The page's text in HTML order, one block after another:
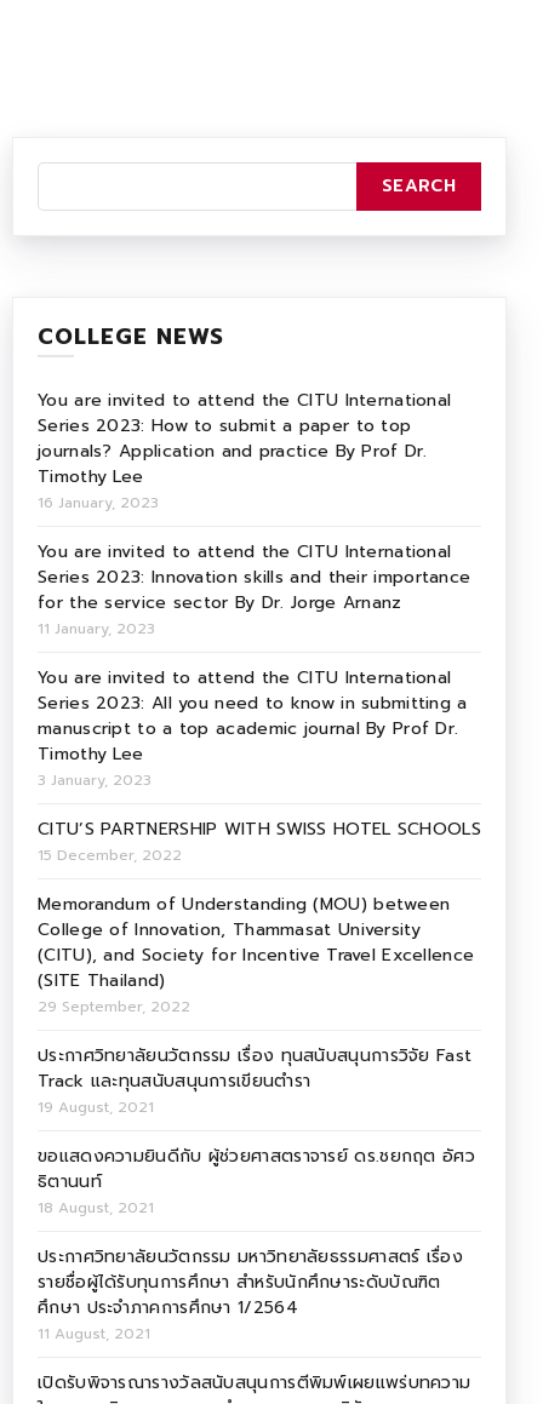
COLLEGE NEWS
You are invited to attend the CITU International
Series 2023: How to submit a paper to top
journals? Application and practice By Prof Dr.
Timothy Lee
16 January, 2023
You are invited to attend the CITU International
Series 2023: Innovation skills and their importance
for the service sector By Dr. Jorge Arnanz
11 January, 2023
You are invited to attend the CITU International
Series 2023: All you need to know in submitting a
manuscript to a top academic journal By Prof Dr.
Timothy Lee
3 January, 2023
CITU’S PARTNERSHIP WITH SWISS HOTEL SCHOOLS
15 December, 2022
Memorandum of Understanding (MOU) between
College of Innovation, Thammasat University
(CITU), and Society for Incentive Travel Excellence
(SITE Thailand)
29 September, 2022
ประกาศวิทยาลัยนวัตกรรม เรื่อง ทุนสนับสนุนการวิจัย Fast
Track และทุนสนับสนุนการเขียนตำรา
19 August, 2021
ขอแสดงความยินดีกับ ผู้ช่วยศาสตราจารย์ ดร.ชยกฤต อัศว
ธิตานนท์
18 August, 2021
ประกาศวิทยาลัยนวัตกรรม มหาวิทยาลัยธรรมศาสตร์ เรื่อง
รายชื่อผู้ได้รับทุนการศึกษา สำหรับนักศึกษาระดับบัณฑิต
ศึกษา ประจำภาคการศึกษา 1/2564
11 August, 2021
เปิดรับพิจารณารางวัลสนับสนุนการตีพิมพ์เผยแพร่บทความ